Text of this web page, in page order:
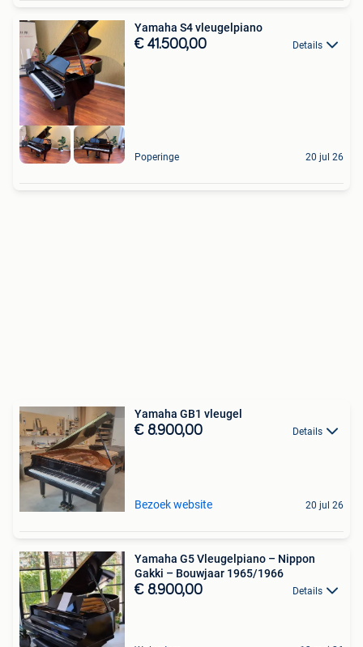
Yamaha S4 vleugelpiano
€ 41.500,00 Details
Poperinge 20 jul 26
Yamaha GB1 vleugel
€ 8.900,00 Details
Bezoek website 20 jul 26
Yamaha G5 Vleugelpiano – Nippon
Gakki – Bouwjaar 1965/1966
€ 8.900,00 Details